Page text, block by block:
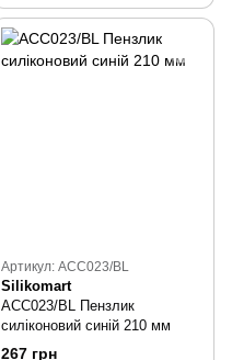
Артикул: ACC023/BL
Silikomart
ACC023/BL Пензлик
силіконовий синій 210 мм
267 грн